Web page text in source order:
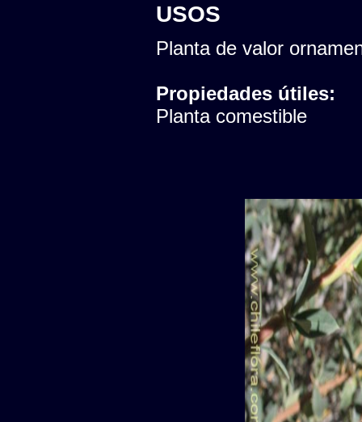
USOS
Planta de valor
Propiedades útiles:
Planta comestible